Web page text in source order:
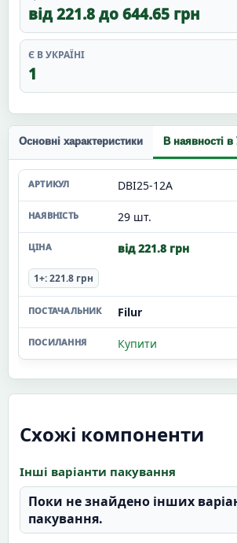
від 221.8 до 644.65 грн
Є В УКРАЇНІ
1
Основні характеристики В наявності в
DBI25-12A
29 шт.
від 221.8 грн
1+: 221.8 грн
Filur
Купити
Схожі компоненти
Інші варіанти пакування
Поки не знайдено інших
пакування.